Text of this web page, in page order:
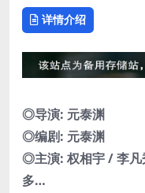
详情介绍
◎导演: 元泰渊
◎编剧: 元泰渊
◎主演: 权相宇 / 李
多…